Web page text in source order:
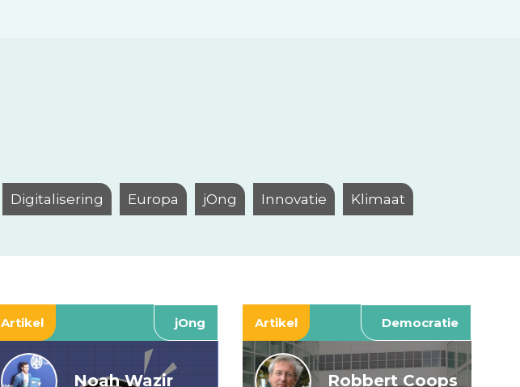
Digitalisering Europa jOng Innovatie Klimaat
Artikel jOng
Noah Wazir
Artikel Democratie
Robbert Coops